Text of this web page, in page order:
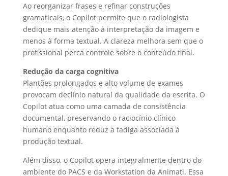
Ao reorganizar frases e refinar construções
gramaticais, o Copilot permite que o radiologista
dedique mais atenção à interpretação da imagem e
menos à forma textual. A clareza melhora sem que o
profissional perca controle sobre o conteúdo final.
Redução da carga cognitiva
Plantões prolongados e alto volume de exames
provocam declínio natural da qualidade da escrita. O
Copilot atua como uma camada de consistência
documental, preservando o raciocínio clínico
humano enquanto reduz a fadiga associada à
produção textual.
Além disso, o Copilot opera integralmente dentro do
ambiente do PACS e da Workstation da Animati. Essa